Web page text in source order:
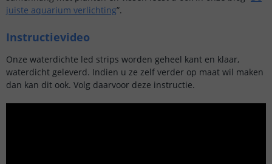
juiste aquarium verlichting”.
Instructievideo
Onze waterdichte led strips worden geheel kant en klaar,
waterdicht geleverd. Indien u ze zelf verder op maat wil maken
dan kan dit ook. Volg daarvoor deze instructie.